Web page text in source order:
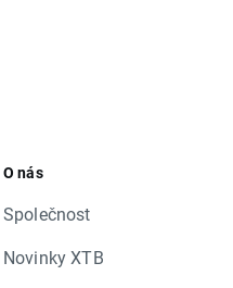
O nás
Společnost
Novinky XTB